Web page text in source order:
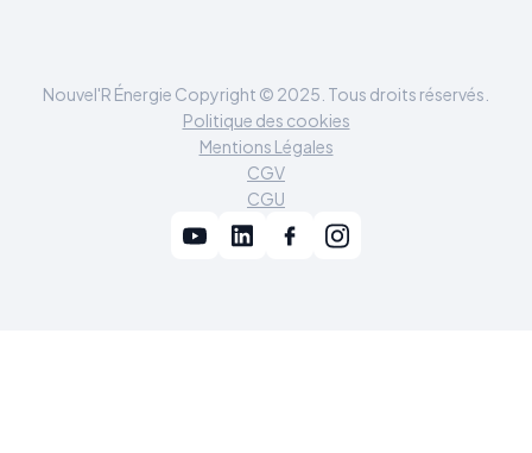
Nouvel'R Énergie Copyright © 2025. Tous droits réservés.
Politique des cookies
Mentions Légales
CGV
CGU